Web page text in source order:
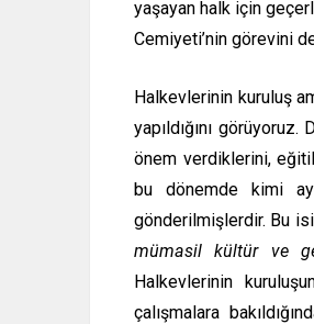
yaşayan halk için
Cemiyeti’nin görevini
Halkevlerinin kuruluş
yapıldığını
önem verdiklerini,
bu dönemde kimi
gönderilmişlerdir. Bu
mümasil kültür ve
Halkevlerinin
çalışmalara